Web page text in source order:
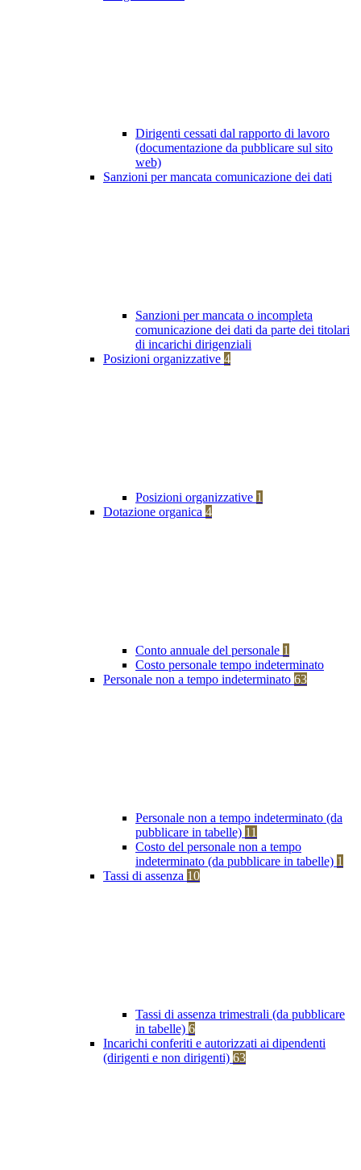
Dirigenti cessati dal rapporto di lavoro
(documentazione da pubblicare sul sito
web)
Sanzioni per mancata comunicazione dei dati
Sanzioni per mancata o incompleta
comunicazione dei dati da parte dei titolari
di incarichi dirigenziali
Posizioni organizzative 4
Posizioni organizzative 1
Dotazione organica 4
Conto annuale del personale 1
Costo personale tempo indeterminato
Personale non a tempo indeterminato 63
Personale non a tempo indeterminato (da
pubblicare in tabelle) 11
Costo del personale non a tempo
indeterminato (da pubblicare in tabelle) 1
Tassi di assenza 10
Tassi di assenza trimestrali (da pubblicare
in tabelle) 6
Incarichi conferiti e autorizzati ai dipendenti
(dirigenti e non dirigenti) 63